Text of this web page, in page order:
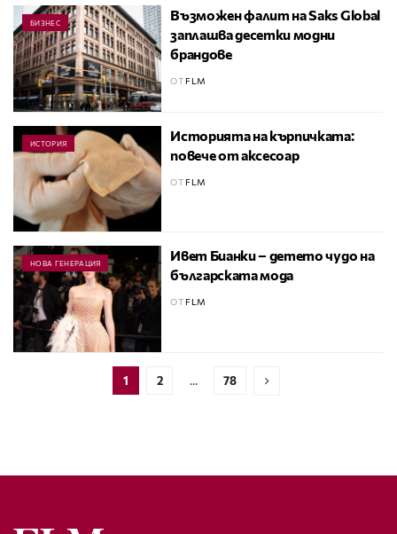
БИЗНЕС
Възможен фалит на Saks Global
заплашва десетки модни
брандове
ОТ FLM
ИСТОРИЯ
Историята на кърпичката:
повече от аксесоар
ОТ FLM
НОВА ГЕНЕРАЦИЯ
Ивет Бианки – детето чудо на
българската мода
ОТ FLM
1 2 … 78